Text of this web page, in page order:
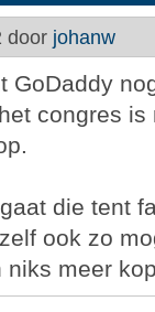
door johanw
GoDaddy
congres
die tent
ook zo
niks meer